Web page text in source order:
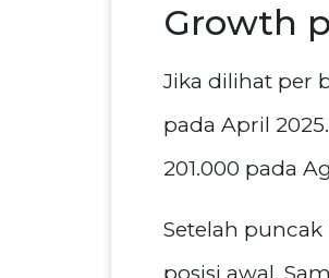
Growth
Jika dilihat per
pada April
201.000 pada
Setelah